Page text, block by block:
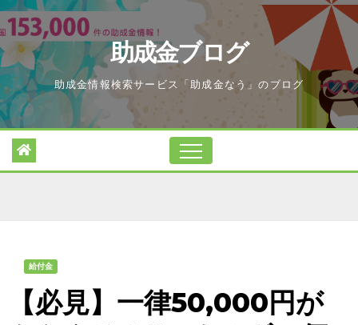
Skip
to
content
助成金ブログ
助成金情報検索サービス「助成金なう」のブログ
給付金
【必見】一律50,000円が